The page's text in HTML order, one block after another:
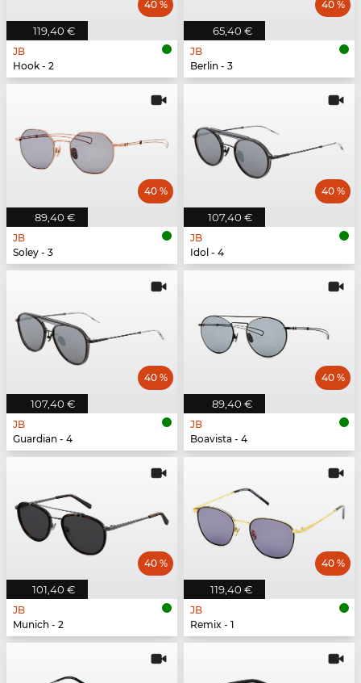
119,40 €
40 %
JB
Hook - 2
65,40 €
40 %
JB
Berlin - 3
89,40 €
40 %
JB
Soley - 3
107,40 €
40 %
JB
Idol - 4
107,40 €
40 %
JB
Guardian - 4
89,40 €
40 %
JB
Boavista - 4
101,40 €
40 %
JB
Munich - 2
119,40 €
40 %
JB
Remix - 1